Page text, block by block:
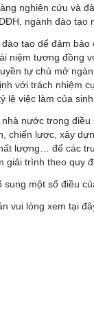
nghiên cứu và
ngành đào tạo
tạo dể đảm
niệm tương đồng
tự chủ mở
với trách nhiệm
lệ việc làm của
nước trong
chiến lược, xây
lượng… để các
giải trình theo quy
sung một số điều
vui lòng xem tại